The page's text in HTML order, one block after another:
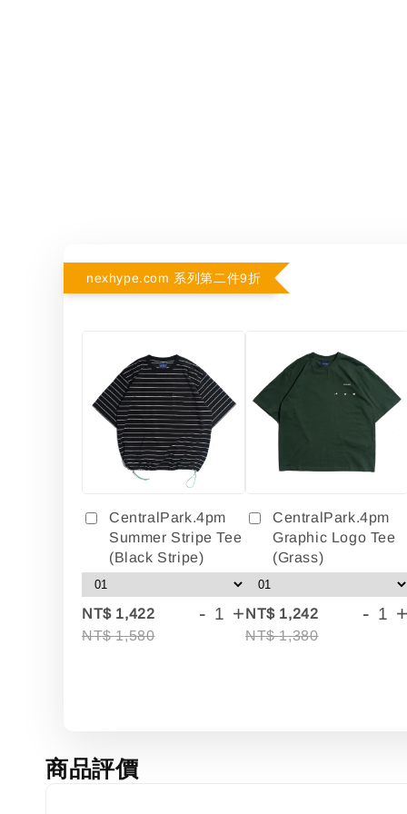
nexhype.com 系列第二件9折
CentralPark.4pm
Summer Stripe Tee
(Black Stripe)
NT$ 1,422
NT$ 1,580
- +
CentralPark.4pm
Graphic Logo Tee
(Grass)
NT$ 1,242
NT$ 1,380
-
商品評價